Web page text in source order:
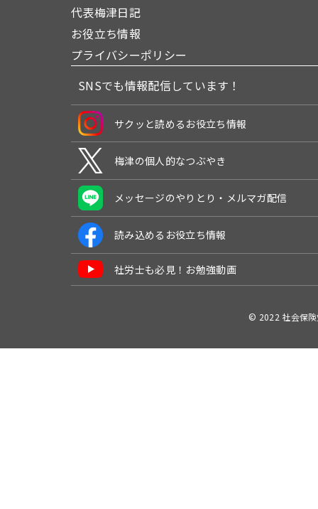
代表梅津日記
お役立ち情報
プライバシーポリシー
SNSでも情報配信しています！
サクッと読めるお役立ち情報
梅津の個人的なつぶやき
メッセージのやりとり・メルマガ配信
読み込めるお役立ち情報
社労士も必見！お勉強動画
© 2022 社会保